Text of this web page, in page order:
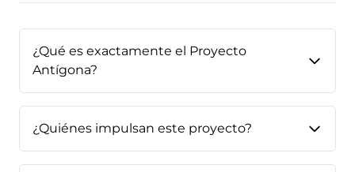
¿Qué es exactamente el Proyecto
Antígona?
¿Quiénes impulsan este proyecto?